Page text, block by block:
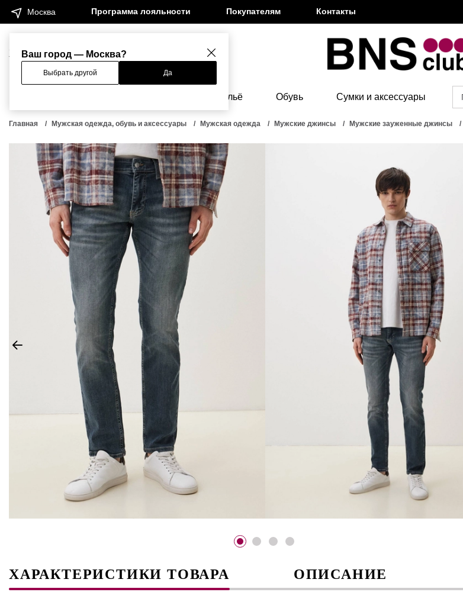
Ваш город — Москва?
Выбрать другой Да
Москва Программа лояльности Покупателям Контакты
Женщинам Мужчинам
Бельё Обувь Сумки и аксессуары
Главная Мужская одежда, обувь и аксессуары Мужская одежда Мужские джинсы Мужские зауженные джинсы
ХАРАКТЕРИСТИКИ ТОВАРА ОПИСАНИЕ